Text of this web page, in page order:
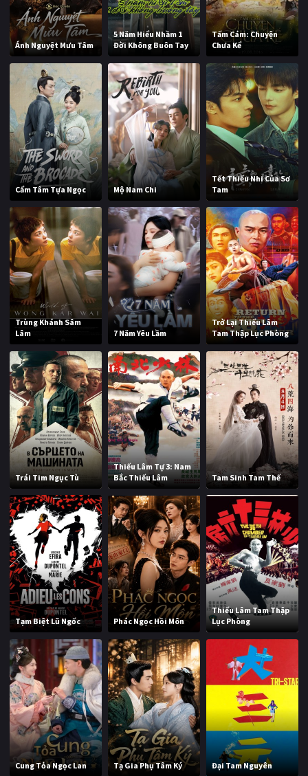
Ánh Nguyệt Mưu Tâm
5 Năm Hiểu Nhầm 1
Đời Không Buôn Tay
Tấm Cám: Chuyện
Chưa Kể
Cẩm Tâm Tựa Ngọc Mộ Nam Chi
Tết Thiếu Nhi Của Sơ
Tam
Trùng Khánh Sâm
Lâm
7 Năm Yêu Lầm
Trở Lại Thiếu Lâm
Tam Thập Lục Phòng
Trái Tim Ngục Tù
Thiếu Lâm Tự 3: Nam
Bắc Thiếu Lâm
Tam Sinh Tam Thế
Tạm Biệt Lũ Ngốc Phác Ngọc Hồi Môn
Thiếu Lâm Tam Thập
Lục Phòng
Cung Tỏa Ngọc Lan Tạ Gia Phụ Tâm Ký Đại Tam Nguyên